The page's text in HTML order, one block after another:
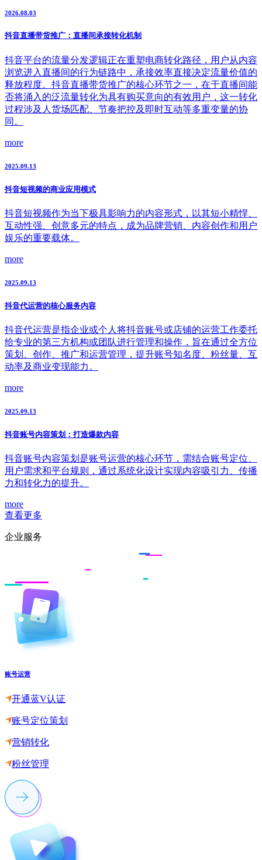
2026.08.03
抖音直播带货推广：直播间承接转化机制
抖音平台的流量分发逻辑正在重塑电商转化路径，用户从内容
浏览进入直播间的行为链路中，承接效率直接决定流量价值的
释放程度。抖音直播带货推广的核心环节之一，在于直播间能
否将涌入的泛流量转化为具有购买意向的有效用户，这一转化
过程涉及人货场匹配、节奏把控及即时互动等多重变量的协
同。
more
2025.09.13
抖音短视频的商业应用模式
抖音短视频作为当下极具影响力的内容形式，以其短小精悍、
互动性强、创意多元的特点，成为品牌营销、内容创作和用户
娱乐的重要载体。
more
2025.09.13
抖音代运营的核心服务内容
抖音代运营是指企业或个人将抖音账号或店铺的运营工作委托
给专业的第三方机构或团队进行管理和操作，旨在通过全方位
策划、创作、推广和运营管理，提升账号知名度、粉丝量、互
动率及商业变现能力。
more
2025.09.13
抖音账号内容策划：打造爆款内容
抖音账号内容策划是账号运营的核心环节，需结合账号定位、
用户需求和平台规则，通过系统化设计实现内容吸引力、传播
力和转化力的提升。
more
查看更多
企业服务
账号运营
开通蓝V认证
账号定位策划
营销转化
粉丝管理